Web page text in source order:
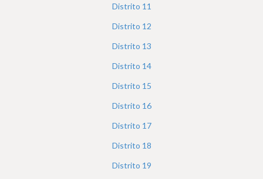
Distrito 11
Distrito 12
Distrito 13
Distrito 14
Distrito 15
Distrito 16
Distrito 17
Distrito 18
Distrito 19